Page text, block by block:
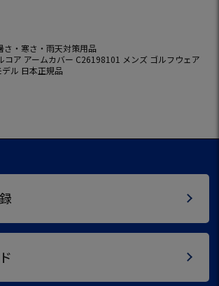
さ・寒さ・雨天対策用品
コア アームカバー C26198101 メンズ ゴルフウェア
ル 日本正規品